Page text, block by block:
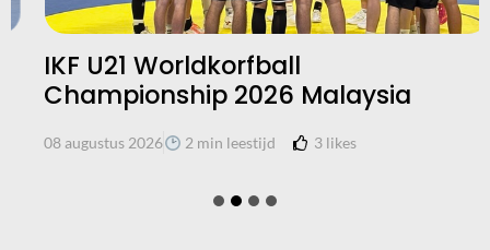
IKF U21 Worldkorfball
Championship 2026 Malaysia
08 augustus 2026 2 min leestijd 3likes